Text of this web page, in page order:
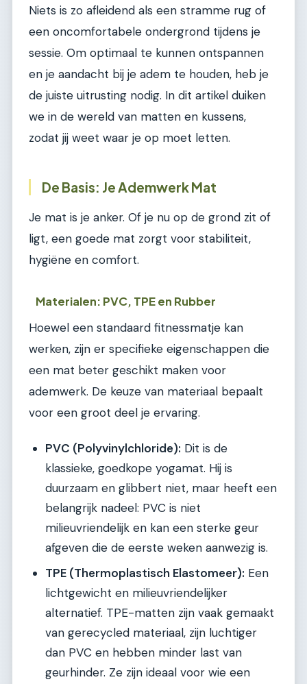
Niets is zo afleidend als een stramme rug of
een oncomfortabele ondergrond tijdens je
sessie. Om optimaal te kunnen ontspannen
en je aandacht bij je adem te houden, heb je
de juiste uitrusting nodig. In dit artikel duiken
we in de wereld van matten en kussens,
zodat jij weet waar je op moet letten.
De Basis: Je Ademwerk Mat
Je mat is je anker. Of je nu op de grond zit of
ligt, een goede mat zorgt voor stabiliteit,
hygiëne en comfort.
Materialen: PVC, TPE en Rubber
Hoewel een standaard fitnessmatje kan
werken, zijn er specifieke eigenschappen die
een mat beter geschikt maken voor
ademwerk. De keuze van materiaal bepaalt
voor een groot deel je ervaring.
PVC (Polyvinylchloride): Dit is de
klassieke, goedkope yogamat. Hij is
duurzaam en glibbert niet, maar heeft een
belangrijk nadeel: PVC is niet
milieuvriendelijk en kan een sterke geur
afgeven die de eerste weken aanwezig is.
TPE (Thermoplastisch Elastomeer): Een
lichtgewicht en milieuvriendelijker
alternatief. TPE-matten zijn vaak gemaakt
van gerecycled materiaal, zijn luchtiger
dan PVC en hebben minder last van
geurhinder. Ze zijn ideaal voor wie een